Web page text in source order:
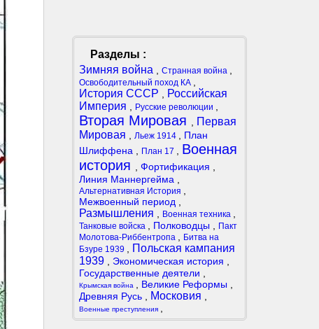
Разделы :
Зимняя война
Странная война
Освободительный поход КА
История СССР
Российская
Империя
Русские революции
Вторая Мировая
Первая
Мировая
Льеж 1914
План
Шлиффена
План 17
Военная
история
Фортификация
Линия Маннергейма
Альтернативная История
Межвоенный период
Размышления Военная техника
Танковые войска Полководцы
Пакт
Молотова-Риббентропа
Битва на
Бзуре 1939
Польская кампания
1939
Экономическая история
Государственные деятели
Крымская война Великие Реформы
Древняя Русь
Московия
Военные преступления